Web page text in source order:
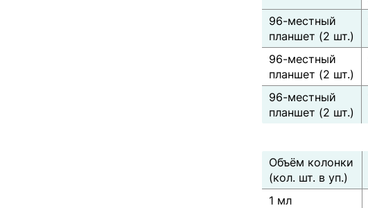
96-местный
планшет (2 шт.)
96-местный
планшет (2 шт.)
96-местный
планшет (2 шт.)
Объём колонки
(кол. шт. в уп.)
1 мл